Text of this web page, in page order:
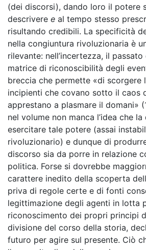
(dei discorsi), dando loro il potere
descrivere e al tempo stesso
risultando credibili. La specificità
nella congiuntura rivoluzionaria è
rilevante: nell’incertezza, il
matrice di riconoscibilità degli
breccia che permette «di scorgere
incipienti che covano sotto il caos
apprestano a plasmare il domani»
nel volume non manca l’idea che
esercitare tale potere (assai
rivoluzionario) e dunque di
discorso sia da porre in relazione
politica. Forse si dovrebbe
carattere inedito della scoperta
priva di regole certe e di fonti
legittimazione degli agenti in lotta
riconoscimento dei propri principi
divisione del corso della storia,
futuro per agire sul presente. Ciò